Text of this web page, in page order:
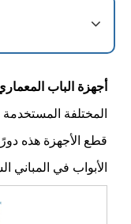
أجهزة الباب
المختلفة المستخدمة
قطع الأجهزة هذه
الأبواب في المباني